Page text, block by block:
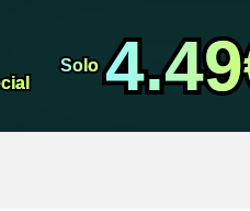
Solo
Solo